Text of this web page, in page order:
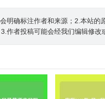
明确标注作者和来源；2.本站的
作者投稿可能会经我们编辑修改